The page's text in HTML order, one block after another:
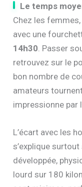
Le temps
Chez les
avec une
14h30 . Passer
retrouvez sur le
bon nombre de
amateurs
impressionne par
L’écart avec les
s’explique
développée,
lourd sur 180